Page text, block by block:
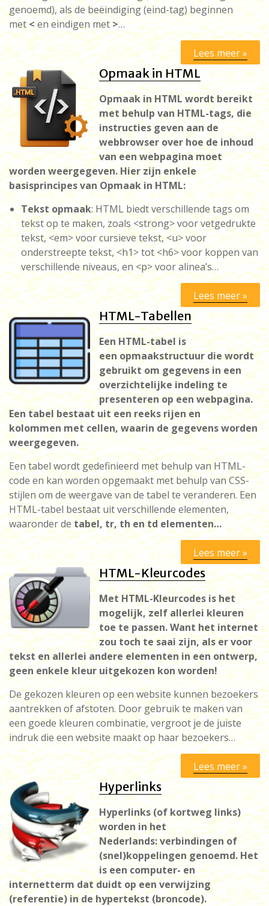
genoemd), als de beëindiging (eind-tag) beginnen
met < en eindigen met >…
Lees meer »
Opmaak in HTML
Opmaak in HTML wordt bereikt
met behulp van HTML-tags, die
instructies geven aan de
webbrowser over hoe de inhoud
van een webpagina moet
worden weergegeven. Hier zijn enkele
basisprincipes van Opmaak in HTML:
Tekst opmaak: HTML biedt verschillende tags om
tekst op te maken, zoals <strong> voor vetgedrukte
tekst, <em> voor cursieve tekst, <u> voor
onderstreepte tekst, <h1>tot <h6>voor koppen van
verschillende niveaus, en <p> voor alinea’s…
Lees meer »
HTML-Tabellen
Een HTML-tabel is
een opmaakstructuur die wordt
gebruikt om gegevens in een
overzichtelijke indeling te
presenteren op een webpagina.
Een tabel bestaat uit een reeks rijen en
kolommen met cellen, waarin de gegevens worden
weergegeven.
Een tabel wordt gedefinieerd met behulp van HTML-
code en kan worden opgemaakt met behulp van CSS-
stijlen om de weergave van de tabel te veranderen. Een
HTML-tabel bestaat uit verschillende elementen,
waaronder de tabel, tr, th en td elementen…
Lees meer »
HTML-Kleurcodes
Met HTML-Kleurcodes is het
mogelijk, zelf allerlei kleuren
toe te passen. Want het internet
zou toch te saai zijn, als er voor
tekst en allerlei andere elementen in een ontwerp,
geen enkele kleur uitgekozen kon worden!
De gekozen kleuren op een website kunnen bezoekers
aantrekken of afstoten. Door gebruik te maken van
een goede kleuren combinatie, vergroot je de juiste
indruk die een website maakt op haar bezoekers…
Lees meer »
Hyperlinks
Hyperlinks (of kortweg links)
worden in het
Nederlands: verbindingen of
(snel)koppelingen genoemd. Het
is een computer- en
internetterm dat duidt op een verwijzing
(referentie) in de hypertekst (broncode).